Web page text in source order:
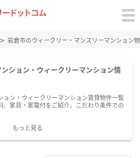
岩倉市のウィークリー・マンスリーマンション
ション・ウィークリーマンション情
ョン・ウィークリーマンション賃貸物件一覧
、家具・家電付をご紹介。こだわり条件での
もっと見る